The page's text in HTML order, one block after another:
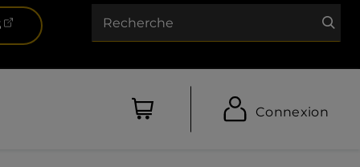
(ouvre dans un nouvel onglet)
Connexion